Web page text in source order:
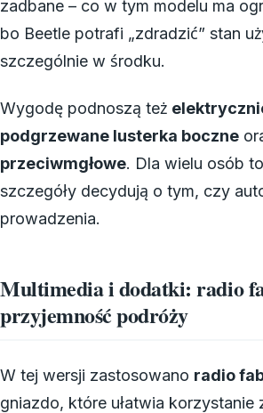
zadbane – co w tym modelu ma
bo Beetle potrafi „zdradzić” stan
szczególnie w środku.
Wygodę podnoszą też
podgrzewane lusterka boczne
przeciwmgłowe. Dla wielu osób
szczegóły decydują o tym, czy
prowadzenia.
Multimedia i dodatki: radio
przyjemność podróży
W tej wersji zastosowano radio
gniazdo, które ułatwia korzystanie